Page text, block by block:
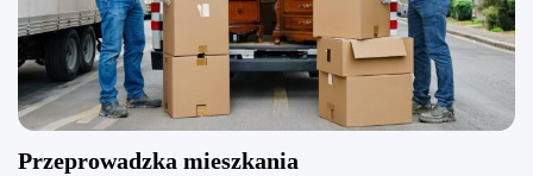
Przeprowadzka mieszkania